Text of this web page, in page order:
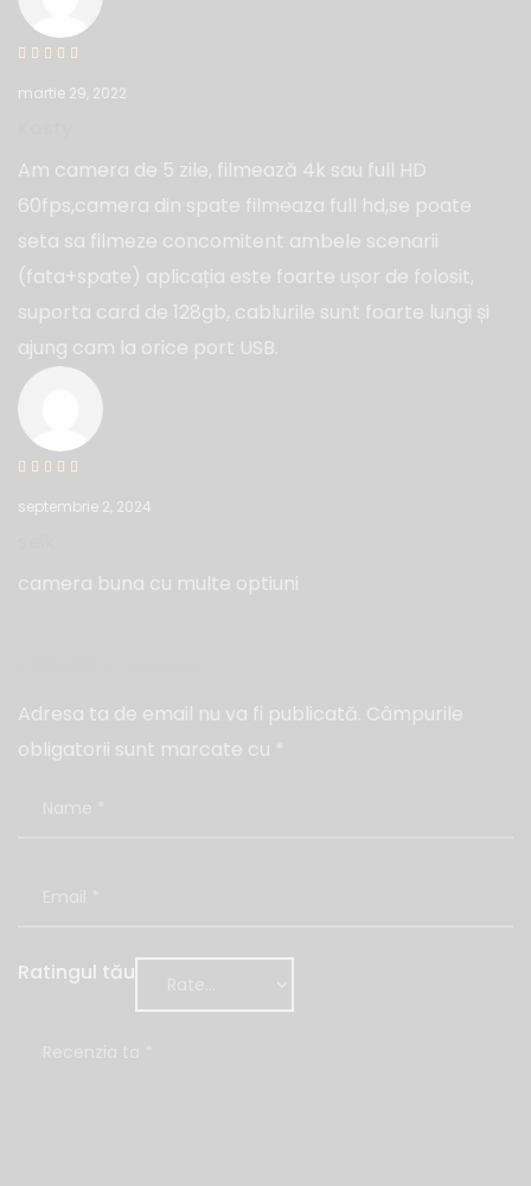
martie 29, 2022
Am camera de 5 zile, filmează 4k sau full HD
60fps,camera din spate filmeaza full hd,se poate
seta sa filmeze concomitent ambele scenarii
(fata+spate) aplicația este foarte ușor de folosit,
suporta card de 128gb, cablurile sunt foarte lungi și
ajung cam la orice port USB.
septembrie 2, 2024
camera buna cu multe optiuni
Adresa ta de email nu va fi publicată. Câmpurile
obligatorii sunt marcate cu *
Ratingul tău